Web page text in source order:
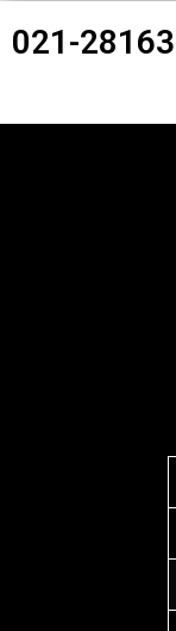
021-28163